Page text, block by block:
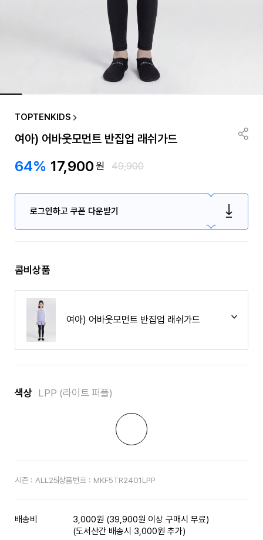
TOPTENKIDS
여아) 어바웃모먼트 반집업 래쉬가드
64% 17,900원 49,900
로그인하고 쿠폰 다운받기
콤비상품
여아) 어바웃모먼트 반집업 래쉬가드
색상 LPP (라이트 퍼플)
시즌 : ALL25상품번호 : MKF5TR2401LPP
배송비
3,000원 (39,900원 이상 구매시 무료)
(도서산간 배송시 3,000원 추가)